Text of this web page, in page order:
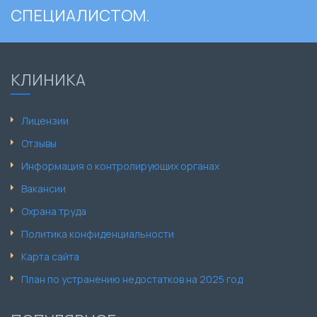
СПЕЦИАЛИСТОМ.
КЛИНИКА
Лицензии
Отзывы
Информация о контролирующих органах
Вакансии
Охрана труда
Политика конфиденциальности
Карта сайта
План по устранению недостатков на 2025 год